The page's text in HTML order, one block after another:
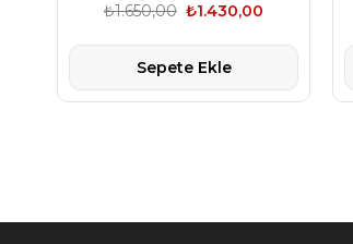
₺1.430,00
₺1.650,00
Sepete Ekle